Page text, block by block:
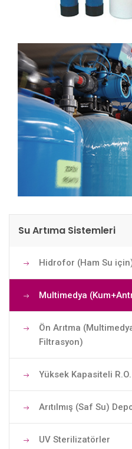
Su Artıma Sistemleri
Hidrofor (Ham Su
Multimedya
Ön Arıtma
Filtrasyon)
Yüksek Kapasiteli
Arıtılmış (Saf Su)
UV Sterilizatörler